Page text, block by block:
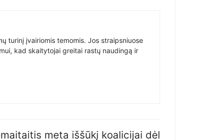
turinį įvairiomis temomis. Jos straipsniuose
kad skaitytojai greitai rastų naudingą ir
meta iššūkį koalicijai dėl